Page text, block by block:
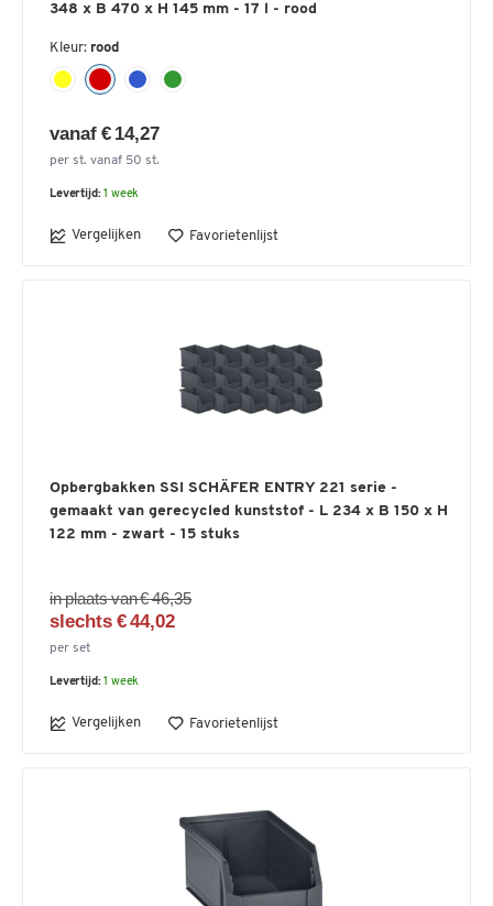
348 x B 470 x H 145 mm - 17 l - rood
Kleur: rood
vanaf € 14,27
per st. vanaf 50 st.
Levertijd: 1 week
Vergelijken Favorietenlijst
Opbergbakken SSI SCHÄFER ENTRY 221 serie -
gemaakt van gerecycled kunststof - L 234 x B 150 x H
122 mm - zwart - 15 stuks
in plaats van € 46,35
slechts € 44,02
per set
Levertijd: 1 week
Vergelijken Favorietenlijst